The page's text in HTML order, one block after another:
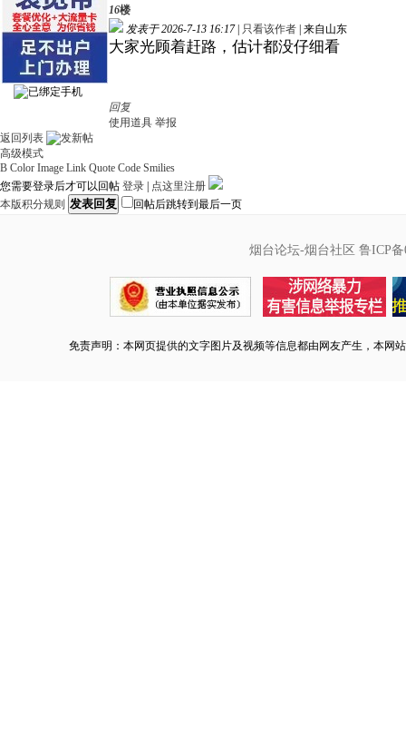
16楼
发表于 2026-7-13 16:17
只看该作者 来自山东
大家光顾着赶路，估计都没仔细看
回复
使用道具 举报
返回列表
高级模式
B Color Image Link Quote Code Smilies
您需要登录后才可以回帖 登录
点这里注册
本版积分规则 发表回复 回帖后跳转到最后一页
烟台论坛-烟台社区 鲁ICP备
免责声明：本网页提供的文字图片及视频等信息都由网友产生，本网